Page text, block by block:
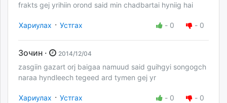
frakts gej yrihiin orond said min chadbartai hyniig hai
Хариулах · Устгах - 0 - 0
Зочин · 2014/12/04
zasgiin gazart orj baigaa namuud said guihgyi songogch
naraa hyndleech tegeed ard tymen gej yr
Хариулах · Устгах - 0 - 0